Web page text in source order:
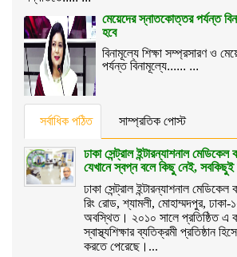
মেয়েদের স্নাতকোত্তর পর্যন্ত
হবে
বিনামূল্যে শিক্ষা সম্প্রসারণ ও
পর্যন্ত বিনামূল্যে...... ...
সর্বাধিক পঠিত সাম্প্রতিক পোস্ট
ঢাকা সেন্ট্রাল ইন্টারন্যাশনাল
যেখানে স্বপ্ন বলে কিছু নেই, সবকিছুই
ঢাকা সেন্ট্রাল ইন্টারন্যাশনাল
রিং রোড, শ্যামলী, মোহাম্মদপুর,
অবস্থিত। ২০১০ সালে প্রতিষ্ঠিত এ
স্বাস্থ্যশিক্ষার ব্যতিক্রমী প্রতিষ্ঠান
করতে পেরেছে।...